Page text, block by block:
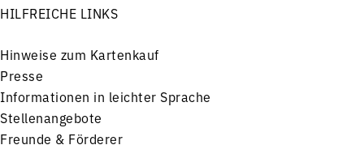
HILFREICHE LINKS
Hinweise zum Kartenkauf
Presse
Informationen in leichter Sprache
Stellenangebote
Freunde & Förderer